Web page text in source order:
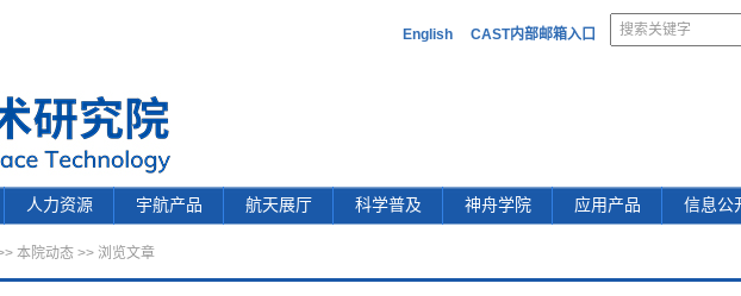
English CAST内部邮箱入口
人力资源 宇航产品 航天展厅 科学普及 神舟学院 应用产品 信息公
本院动态 >> 浏览文章